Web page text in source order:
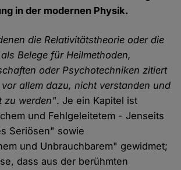
in der modernen Physik.
die Relativitätstheorie oder die
Belege für Heilmethoden,
oder Psychotechniken zitiert
allem dazu, nicht verstanden und
zu werden". Je ein Kapitel ist
und Fehlgeleitetem - Jenseits
Seriösen" sowie
und Unbrauchbarem" gewidmet;
dass aus der berühmten